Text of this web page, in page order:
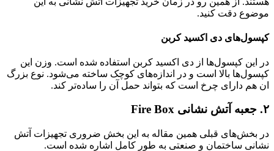
موضوع دقت کنید.
کپسول‌های دی اکسید کربن
در این کپسول‌ها از دی اکسید کربن استفاده شده است. وزن این
کپسول‌ها بالا است و در اندازه‌های کوچک ساخته می‌شود. نوع بزرگ
ان هم دارای چرخ است که بتواند حمل آن را ساده‌تر کند.
۲. جعبه آتش نشانی Fire Box
در بخش‌های قبلی همین مقاله به این بخش ضروری تجهیزات آتش
نشانی ساختمان و صنعتی به طور کامل اشاره شده است.